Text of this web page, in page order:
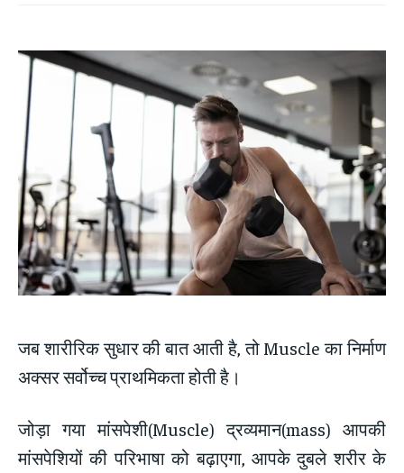
जब शारीरिक सुधार की बात आती है, तो Muscle का निर्माण
अक्सर सर्वोच्च प्राथमिकता होती है।
जोड़ा गया मांसपेशी(Muscle) द्रव्यमान(mass) आपकी
मांसपेशियों की परिभाषा को बढ़ाएगा, आपके दुबले शरीर के